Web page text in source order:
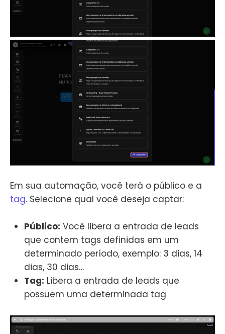
Em sua automação, você terá o público e a
tag. Selecione qual você deseja captar:
Público: Você libera a entrada de leads
que contem tags definidas em um
determinado período, exemplo: 3 dias, 14
dias, 30 dias…
Tag: Libera a entrada de leads que
possuem uma determinada tag